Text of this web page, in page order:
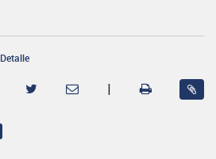
Detalle
|